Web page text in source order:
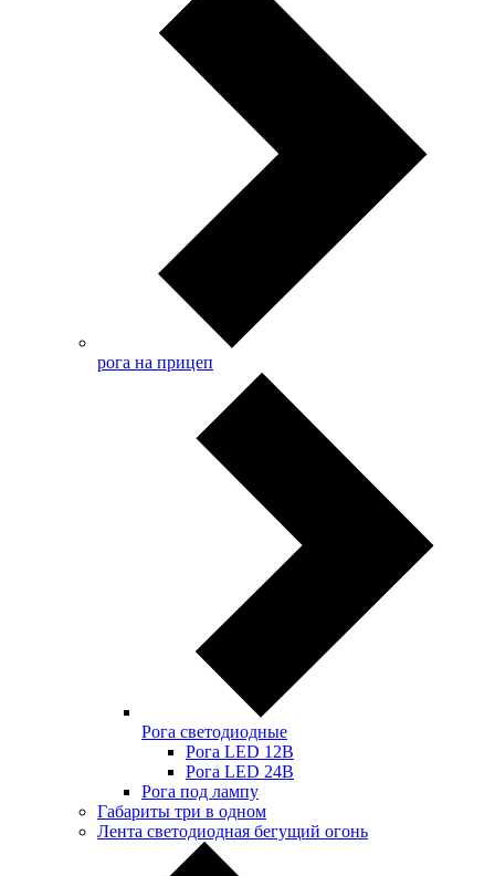
рога на прицеп
Рога светодиодные
Рога LED 12В
Рога LED 24В
Рога под лампу
Габариты три в одном
Лента светодиодная бегущий огонь